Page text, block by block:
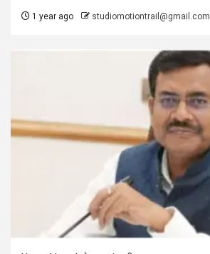
1 year ago studiomotiontrail@gmail.com